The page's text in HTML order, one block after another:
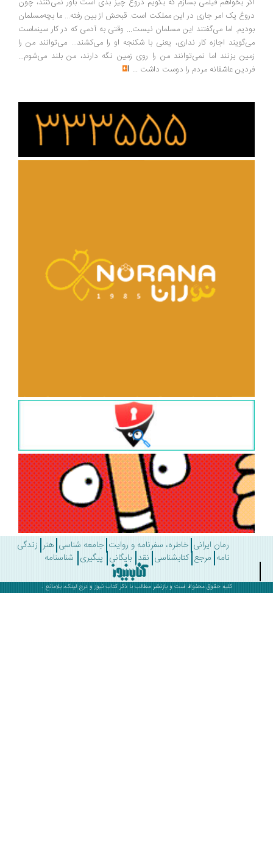
یک امر جاری در این مملکت است. قبحش از بین رفته... ما بچه‌مسلمان
اما می‌گفتند این مسلمان نیست... وقتی به آدمی که در کار سینماست
اجازه کار نداری، یعنی با شکنجه او را می‌کشند... می‌توانند من را
بزنند اما نمی‌توانند من را روی زمین نگه دارند، من بلند می‌شوم...
عاشقانه مردم را دوست داشت ...
رمان ایرانی خاطره، سفرنامه و روایت جامعه شناسی هنر زندگی
مرجع کتابشناسی نقد بایگانی پیگیری شناسنامه
کلیه حقوق محفوظ است و بازنشر مطالب با ذکرکتاب نیوز و درج لینک، بلامانع .